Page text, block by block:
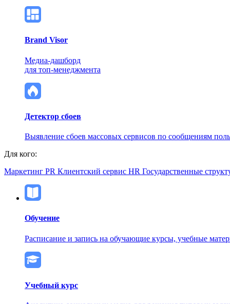
Brand Visor
Медиа-дашборд
для топ-менеджмента
Детектор сбоев
Выявление сбоев массовых сервисов по сообщениям
Для кого:
Маркетинг PR Клиентский сервис HR Государственные
Обучение
Расписание и запись на обучающие курсы, учебные
Учебный курс